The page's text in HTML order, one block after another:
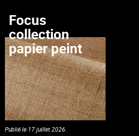
Publié le 17 juillet 2026.
Focus
collection
papier peint